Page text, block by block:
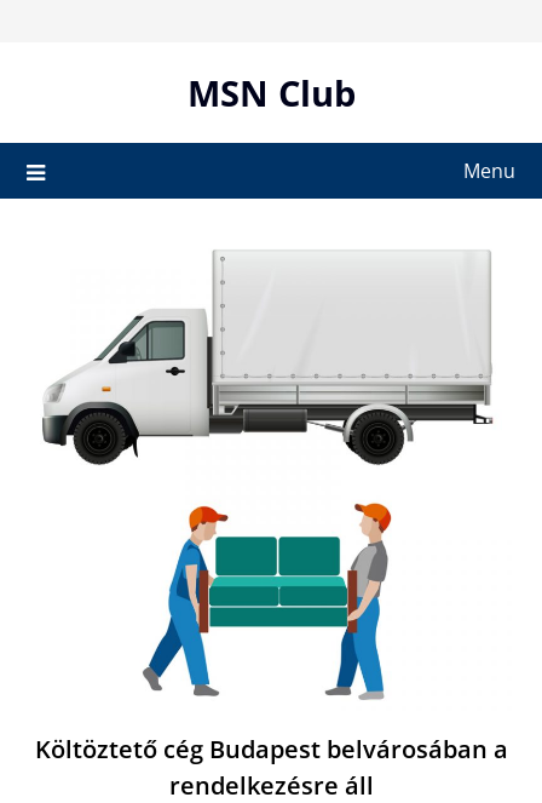
MSN Club
Menu
Költöztető cég Budapest belvárosában a
rendelkezésre áll